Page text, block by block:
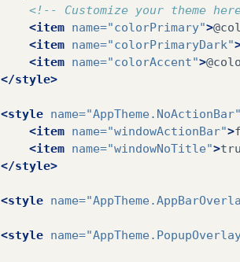
<!-- Customize your theme
<item name="colorPrimary">
<item name="colorPrimaryDark"
<item name="colorAccent">
</style>
<style name="AppTheme.NoActionBar"
<item name="windowActionBar">
<item name="windowNoTitle">
</style>
<style name=
<style name=